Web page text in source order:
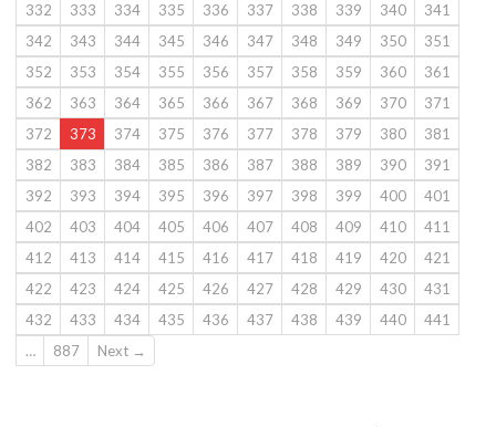
332
333 334 335 336 337 338 339 340
341
342
343 344 345 346 347 348 349 350
351
352
353 354 355 356 357 358 359 360
361
362
363 364 365 366 367 368 369 370
371
372
373 374 375 376 377 378 379 380
381
382
383 384 385 386 387 388 389 390
391
392
393 394 395 396 397 398 399 400
401
402
403 404 405 406 407 408 409 410
411
412
413 414 415 416 417 418 419 420
421
422
423 424 425 426 427 428 429 430
431
432
433 434 435 436 437 438 439 440
441
…
887 Next →